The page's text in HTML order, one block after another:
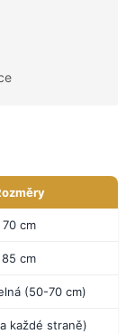
70 cm
85 cm
(50-70 cm)
každé straně)